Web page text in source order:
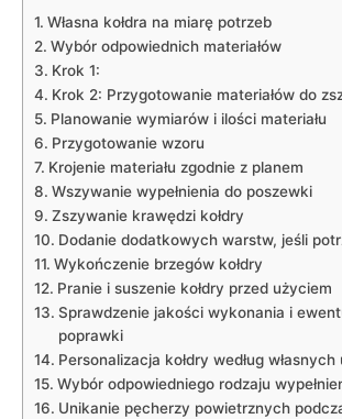
Własna kołdra na miarę⁢ potrzeb
Wybór⁤ odpowiednich materiałów
Krok ⁣1:
Krok 2: Przygotowanie materiałów do
Planowanie wymiarów i ilości materiału
Przygotowanie wzoru
Krojenie materiału zgodnie z planem
Wszywanie wypełnienia‌ do poszewki
Zszywanie krawędzi kołdry
Dodanie dodatkowych warstw, jeśli
Wykończenie brzegów‍ kołdry
Pranie⁤ i⁤ suszenie⁤ kołdry‌ przed użyciem
Sprawdzenie jakości wykonania i⁢
poprawki
Personalizacja kołdry‍ według ⁣własnych
Wybór odpowiedniego ‍rodzaju
Unikanie pęcherzy powietrznych